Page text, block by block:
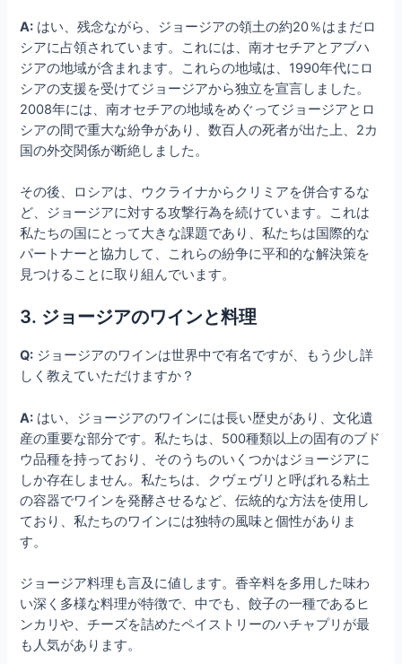
A: はい、残念ながら、ジョージアの領土の約20％はまだロ
シアに占領されています。これには、南オセチアとアブハ
ジアの地域が含まれます。これらの地域は、1990年代にロ
シアの支援を受けてジョージアから独立を宣言しました。
2008年には、南オセチアの地域をめぐってジョージアとロ
シアの間で重大な紛争があり、数百人の死者が出た上、2カ
国の外交関係が断絶しました。
その後、ロシアは、ウクライナからクリミアを併合するな
ど、ジョージアに対する攻撃行為を続けています。これは
私たちの国にとって大きな課題であり、私たちは国際的な
パートナーと協力して、これらの紛争に平和的な解決策を
見つけることに取り組んでいます。
3. ジョージアのワインと料理
Q: ジョージアのワインは世界中で有名ですが、もう少し詳
しく教えていただけますか？
A: はい、ジョージアのワインには長い歴史があり、文化遺
産の重要な部分です。私たちは、500種類以上の固有のブド
ウ品種を持っており、そのうちのいくつかはジョージアに
しか存在しません。私たちは、クヴェヴリと呼ばれる粘土
の容器でワインを発酵させるなど、伝統的な方法を使用し
ており、私たちのワインには独特の風味と個性がありま
す。
ジョージア料理も言及に値します。香辛料を多用した味わ
い深く多様な料理が特徴で、中でも、餃子の一種であるヒ
ンカリや、チーズを詰めたペイストリーのハチャプリが最
も人気があります。